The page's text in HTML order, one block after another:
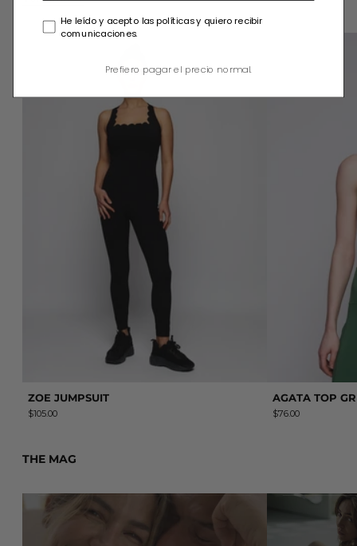
ZOE JUMPSUIT
$105.00
AGATA TOP
$76.00
THE MAG
Leer más: Cómo mantenerte enamorado de tu pareja
Leer más:
He leído y acepto las políticas y quiero recibir
comunicaciones.
Prefiero pagar el precio normal.